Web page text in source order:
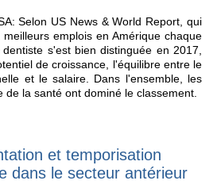
Selon US News & World Report, qui
emplois en Amérique chaque
s'est bien distinguée en 2017,
de croissance, l'équilibre entre le
et le salaire. Dans l'ensemble, les
de la santé ont dominé le classement.
et temporisation
dans le secteur antérieur